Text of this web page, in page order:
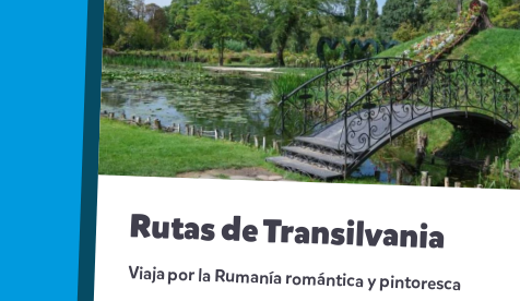
Rutas de Transilvania
Viaja por la Rumanía romántica y pintoresca